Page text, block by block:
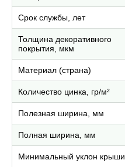
Срок службы, лет
Толщина декоративного
покрытия, мкм
Материал (страна)
Количество цинка, гр/м²
Полезная ширина, мм
Полная ширина, мм
Минимальный уклон крыши